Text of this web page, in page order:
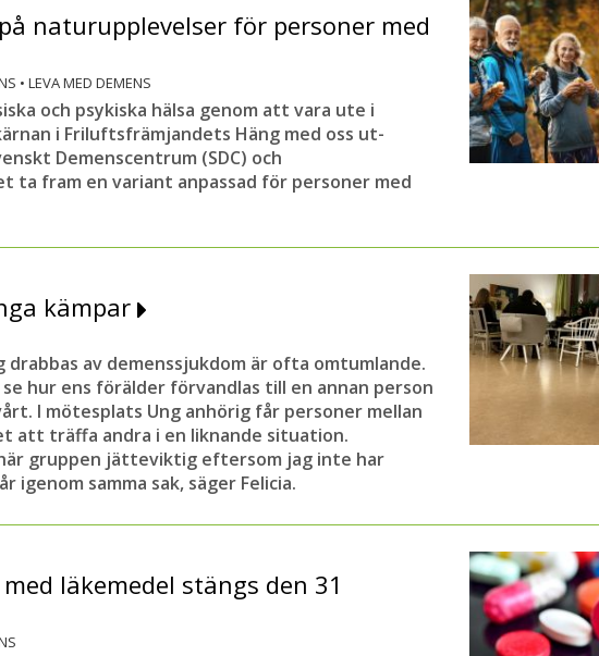
naturupplevelser för personer med
• LEVA MED DEMENS
och psykiska hälsa genom att vara ute i
i Friluftsfrämjandets Häng med oss ut-
Demenscentrum (SDC) och
ta fram en variant anpassad för personer med
kämpar
av demenssjukdom är ofta omtumlande.
hur ens förälder förvandlas till en annan person
I mötesplats Ung anhörig får personer mellan
att träffa andra i en liknande situation.
gruppen jätteviktig eftersom jag inte har
igenom samma sak, säger Felicia.
läkemedel stängs den 31